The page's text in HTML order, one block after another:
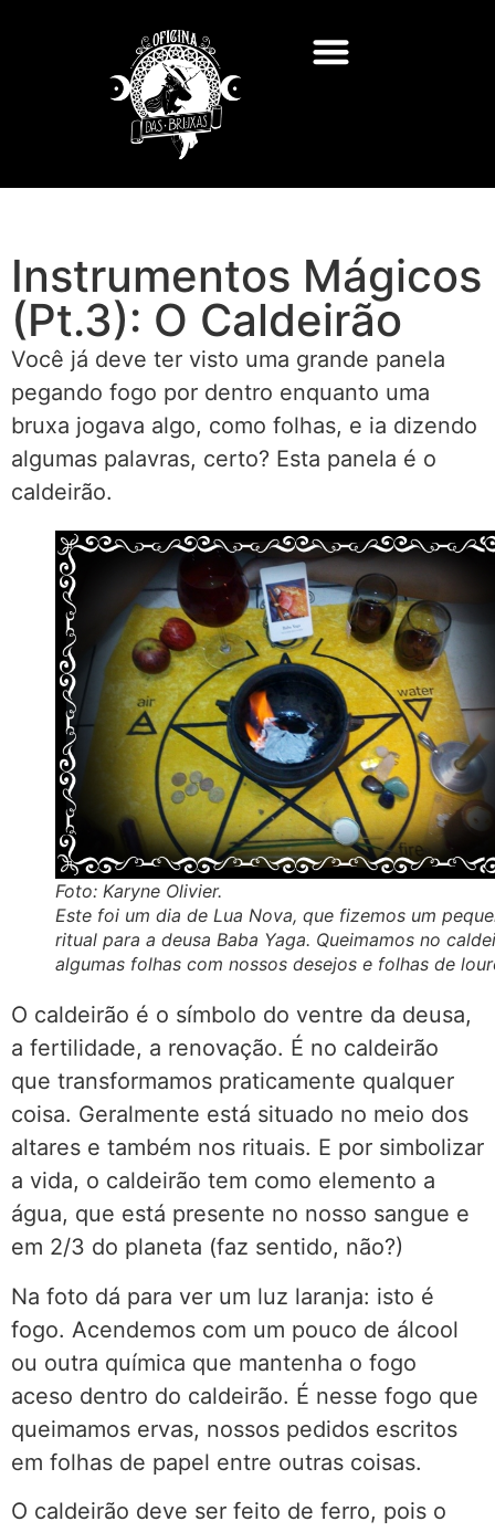
Instrumentos Mágicos
(Pt.3): O Caldeirão
Você já deve ter visto uma grande panela
pegando fogo por dentro enquanto uma
bruxa jogava algo, como folhas, e ia dizendo
algumas palavras, certo? Esta panela é o
caldeirão.
Foto: Karyne Olivier.
Este foi um dia de Lua Nova, que fizemos um
ritual para a deusa Baba Yaga. Queimamos no
algumas folhas com nossos desejos e folhas de
O caldeirão é o símbolo do ventre da deusa,
a fertilidade, a renovação. É no caldeirão
que transformamos praticamente qualquer
coisa. Geralmente está situado no meio dos
altares e também nos rituais. E por simbolizar
a vida, o caldeirão tem como elemento a
água, que está presente no nosso sangue e
em 2/3 do planeta (faz sentido, não?)
Na foto dá para ver um luz laranja: isto é
fogo. Acendemos com um pouco de álcool
ou outra química que mantenha o fogo
aceso dentro do caldeirão. É nesse fogo que
queimamos ervas, nossos pedidos escritos
em folhas de papel entre outras coisas.
O caldeirão deve ser feito de ferro, pois o